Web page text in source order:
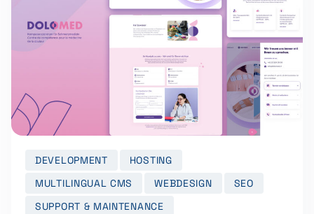
DEVELOPMENT
HOSTING
MULTILINGUAL CMS
WEBDESIGN
SEO
SUPPORT & MAINTENANCE